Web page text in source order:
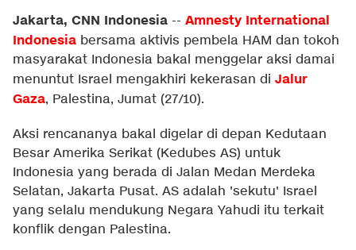
Jakarta, CNN Indonesia -- Amnesty International
Indonesia bersama aktivis pembela HAM dan tokoh
masyarakat Indonesia bakal menggelar aksi damai
menuntut Israel mengakhiri kekerasan di Jalur
Gaza, Palestina, Jumat (27/10).
Aksi rencananya bakal digelar di depan Kedutaan
Besar Amerika Serikat (Kedubes AS) untuk
Indonesia yang berada di Jalan Medan Merdeka
Selatan, Jakarta Pusat. AS adalah 'sekutu' Israel
yang selalu mendukung Negara Yahudi itu terkait
konflik dengan Palestina.